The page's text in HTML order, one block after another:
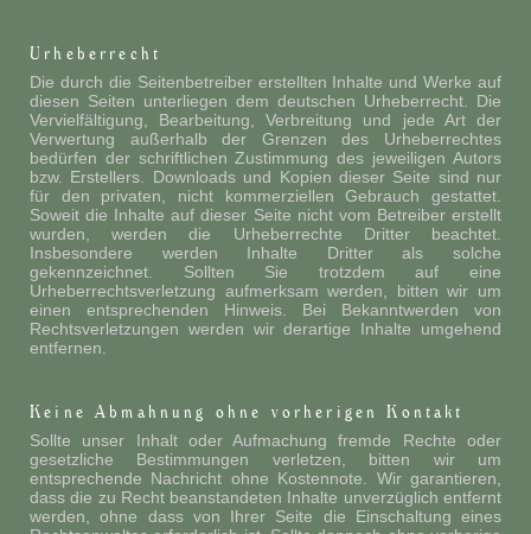
Urheberrecht
Die durch die Seitenbetreiber erstellten Inhalte und Werke auf
diesen Seiten unterliegen dem deutschen Urheberrecht. Die
Vervielfältigung, Bearbeitung, Verbreitung und jede Art der
Verwertung außerhalb der Grenzen des Urheberrechtes
bedürfen der schriftlichen Zustimmung des jeweiligen Autors
bzw. Erstellers. Downloads und Kopien dieser Seite sind nur
für den privaten, nicht kommerziellen Gebrauch gestattet.
Soweit die Inhalte auf dieser Seite nicht vom Betreiber erstellt
wurden, werden die Urheberrechte Dritter beachtet.
Insbesondere werden Inhalte Dritter als solche
gekennzeichnet. Sollten Sie trotzdem auf eine
Urheberrechtsverletzung aufmerksam werden, bitten wir um
einen entsprechenden Hinweis. Bei Bekanntwerden von
Rechtsverletzungen werden wir derartige Inhalte umgehend
entfernen.
Keine Abmahnung ohne vorherigen Kontakt
Sollte unser Inhalt oder Aufmachung fremde Rechte oder
gesetzliche Bestimmungen verletzen, bitten wir um
entsprechende Nachricht ohne Kostennote. Wir garantieren,
dass die zu Recht beanstandeten Inhalte unverzüglich entfernt
werden, ohne dass von Ihrer Seite die Einschaltung eines